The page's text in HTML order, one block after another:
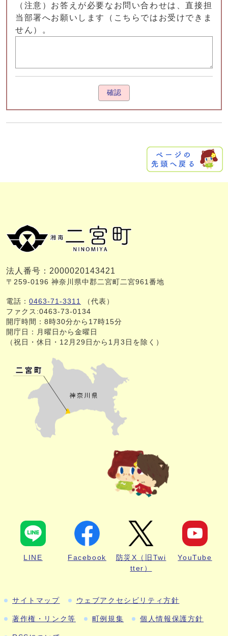
（注意）お答えが必要なお問い合わせは、直接担
当部署へお願いします（こちらではお受けできま
せん）。
確認
法人番号：2000020143421
〒259-0196 神奈川県中郡二宮町二宮961番地
電話： 0463-71-3311
（代表）
ファクス:0463-73-0134
開庁時間：8時30分から17時15分
開庁日：月曜日から金曜日
（祝日・休日・12月29日から1月3日を除く）
LINE Facebook
防災X（旧Twi
tter）
YouTube
サイトマップ ウェブアクセシビリティ方針
著作権・リンク等 町例規集 個人情報保護方針